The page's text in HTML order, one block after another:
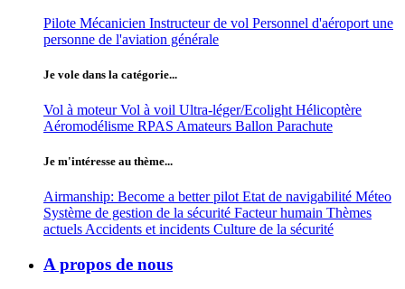
Pilote Mécanicien Instructeur de vol Personnel d'aéroport une
personne de l'aviation générale
Je vole dans la catégorie...
Vol à moteurVol à voil Ultra-léger/Ecolight Hélicoptère
Aéromodélisme RPAS Amateurs Ballon Parachute
Je m'intéresse au thème...
Airmanship: Become a better pilot Etat de navigabilité Méteo
Système de gestion de la sécurité Facteur humain Thèmes
actuels Accidents et incidents Culture de la sécurité
A propos de nous